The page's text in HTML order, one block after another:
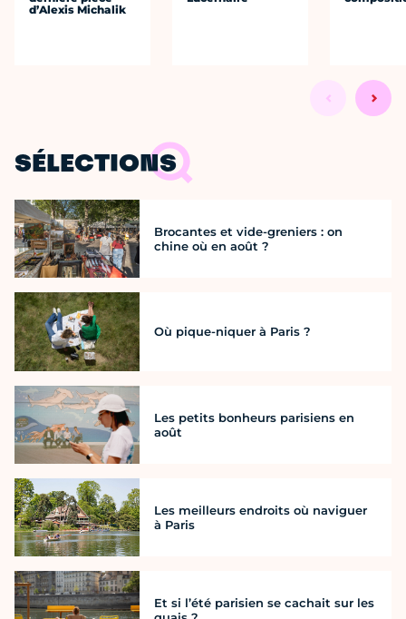
d’Alexis Michalik
SÉLECTIONS
Brocantes et vide-greniers : on
chine où en août ?
Où pique-niquer à Paris ?
Les petits bonheurs parisiens en
août
Les meilleurs endroits où naviguer
à Paris
Et si l’été parisien se cachait sur les